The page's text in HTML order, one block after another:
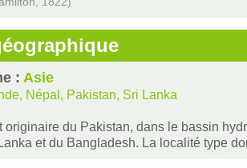
:Asie
Népal, Pakistan, Sri Lanka
originaire du Pakistan, dans le bassin
et du Bangladesh. La localité type